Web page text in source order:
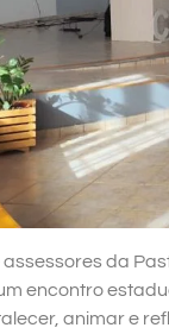
da
encontro
animar e